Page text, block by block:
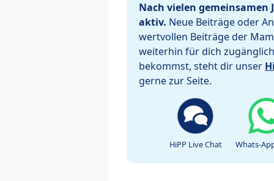
Nach vielen
aktiv. Neue Beiträge oder
wertvollen Beiträge der
weiterhin für dich
bekommst, steht dir unser
gerne zur Seite.
HiPP Live Chat Whats-